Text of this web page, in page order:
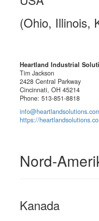
(Ohio, Illinois,
Heartland Industrial
Tim Jackson
2428 Central Parkway
Cincinnati, OH 45214
Phone: 513-851-8818
https://
Nord-
Kanada